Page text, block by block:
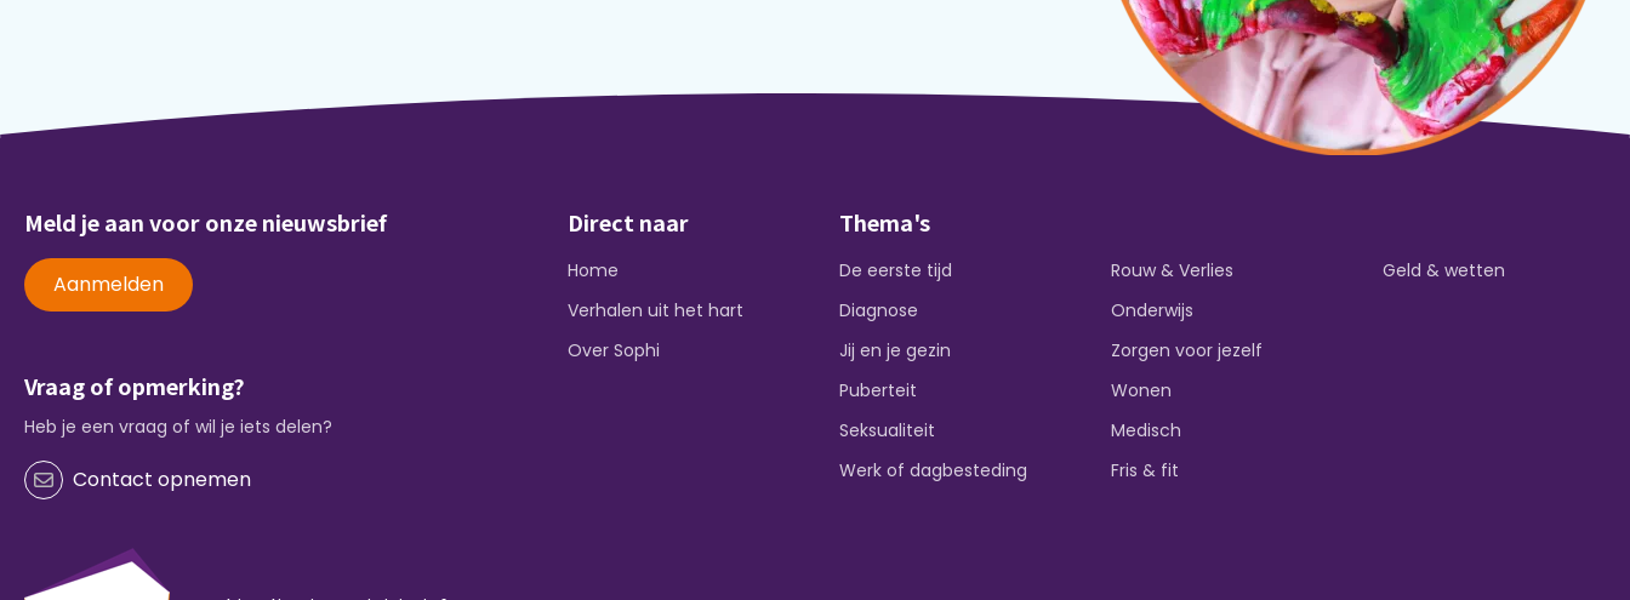
Meld je aan voor onze nieuwsbrief
Aanmelden
Vraag of opmerking?
Heb je een vraag of wil je iets delen?
Contact opnemen
Direct naar
Home
Verhalen uit het hart
Over Sophi
Thema's
De eerste tijd
Diagnose
Jij en je gezin
Puberteit
Seksualiteit
Werk of dagbesteding
Rouw & Verlies
Onderwijs
Zorgen voor jezelf
Wonen
Medisch
Fris & fit
Geld & wetten